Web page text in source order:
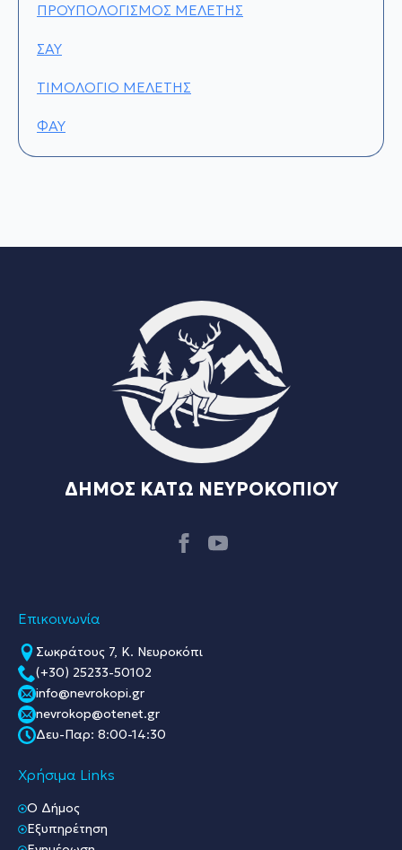
ΠΡΟΥΠΟΛΟΓΙΣΜΟΣ ΜΕΛΕΤΗΣ
ΣΑΥ
ΤΙΜΟΛΟΓΙΟ ΜΕΛΕΤΗΣ
ΦΑΥ
ΔΗΜΟΣ ΚΑΤΩ ΝΕΥΡΟΚΟΠΙΟΥ
Επικοινωνία
Σωκράτους 7, Κ. Νευροκόπι
(+30) 25233-50102
info@nevrokopi.gr
nevrokop@otenet.gr
Δευ-Παρ: 8:00-14:30
Χρήσιμα Links
O Δήμος
Εξυπηρέτηση